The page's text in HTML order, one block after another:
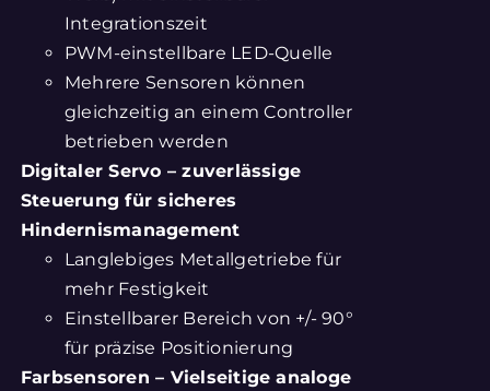
Integrationszeit
PWM-einstellbare LED-Quelle
Mehrere Sensoren können
gleichzeitig an einem Controller
betrieben werden
Digitaler Servo – zuverlässige
Steuerung für sicheres
Hindernismanagement
Langlebiges Metallgetriebe für
mehr Festigkeit
Einstellbarer Bereich von +/- 90°
für präzise Positionierung
Farbsensoren – Vielseitige analoge